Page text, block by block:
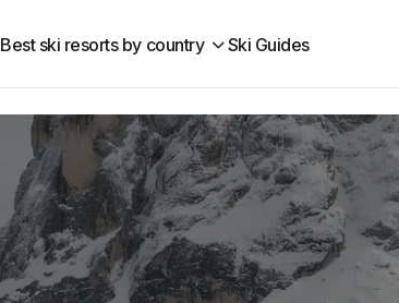
Best ski resorts by country Ski Guides